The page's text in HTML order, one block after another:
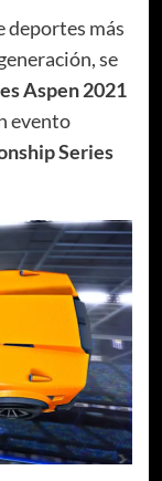
deportes más
se
Aspen 2021
evento
Series